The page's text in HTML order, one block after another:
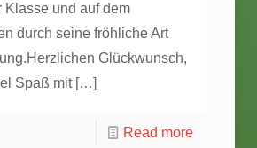
und auf dem
durch seine fröhliche Art
Glückwunsch,
Spaß mit[…]
Read more